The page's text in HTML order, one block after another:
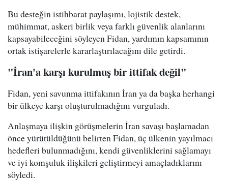
Bu desteğin istihbarat paylaşımı, lojistik destek,
mühimmat, askeri birlik veya farklı güvenlik alanlarını
kapsayabileceğini söyleyen Fidan, yardımın kapsamının
ortak istişarelerle kararlaştırılacağını dile getirdi.
"İran'a karşı kurulmuş bir ittifak değil"
Fidan, yeni savunma ittifakının İran ya da başka herhangi
bir ülkeye karşı oluşturulmadığını vurguladı.
Anlaşmaya ilişkin görüşmelerin İran savaşı başlamadan
önce yürütüldüğünü belirten Fidan, üç ülkenin yayılmacı
hedefleri bulunmadığını, kendi güvenliklerini sağlamayı
ve iyi komşuluk ilişkileri geliştirmeyi amaçladıklarını
söyledi.